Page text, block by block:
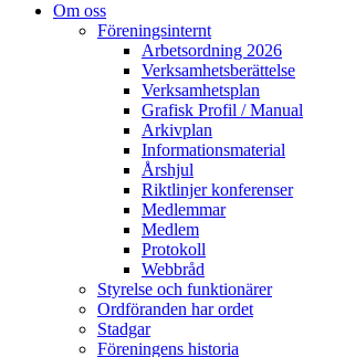
Om oss
Föreningsinternt
Arbetsordning 2026
Verksamhetsberättelse
Verksamhetsplan
Grafisk Profil / Manual
Arkivplan
Informationsmaterial
Årshjul
Riktlinjer konferenser
Medlemmar
Medlem
Protokoll
Webbråd
Styrelse och funktionärer
Ordföranden har ordet
Stadgar
Föreningens historia